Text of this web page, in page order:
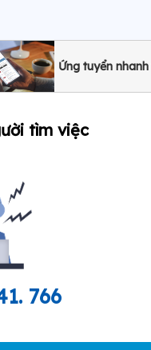
Ứng tuyển
tìm việc
766